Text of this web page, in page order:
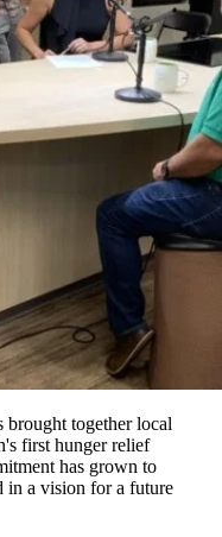
together local
first hunger relief
has grown to
in a vision for a future